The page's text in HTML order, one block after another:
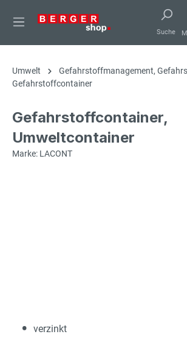
springen
Suche
Umwelt
Gefahrstoffmanagement,
Gefahrstoffcontainer
Gefahrstoffcontainer,
Umweltcontainer
Marke: LACONT
verzinkt